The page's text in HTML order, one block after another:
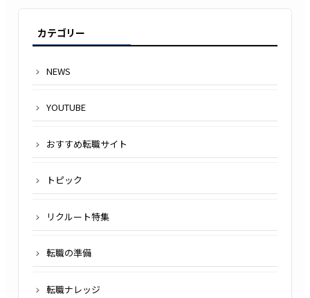
カテゴリー
NEWS
YOUTUBE
おすすめ転職サイト
トピック
リクルート特集
転職の準備
転職ナレッジ